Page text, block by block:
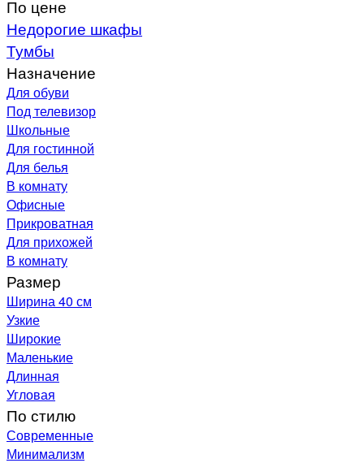
По цене
Недорогие шкафы
Тумбы
Назначение
Для обуви
Под телевизор
Школьные
Для гостинной
Для белья
В комнату
Офисные
Прикроватная
Для прихожей
В комнату
Размер
Ширина 40 см
Узкие
Широкие
Маленькие
Длинная
Угловая
По стилю
Современные
Минимализм